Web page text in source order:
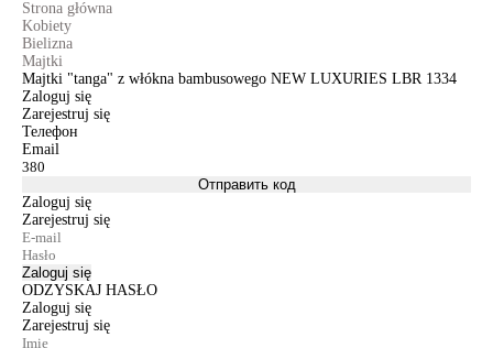
Strona główna
Kobiety
Bielizna
Majtki
Majtki "tanga" z włókna bambusowego NEW LUXURIES LBR 1334
Zaloguj się
Zarejestruj się
Телефон
Email
Отправить код
Zaloguj się
Zarejestruj się
Zaloguj się
ODZYSKAJ HASŁO
Zaloguj się
Zarejestruj się